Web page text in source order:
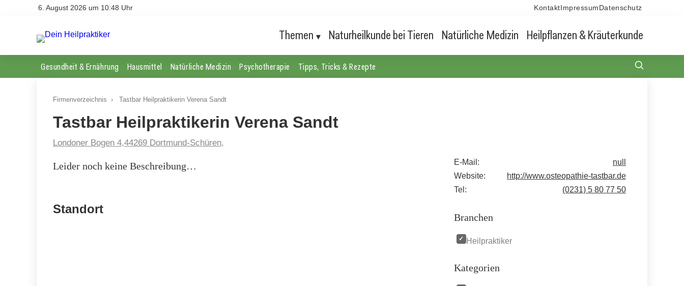
6. August 2026 um 10:48 Uhr Kontakt Impressum Datenschutz
Themen Naturheilkunde bei Tieren Natürliche Medizin Heilpflanzen & Kräuterkunde
Gesundheit & Ernährung Hausmittel Natürliche Medizin Psychotherapie Tipps, Tricks & Rezepte
Firmenverzeichnis › Tastbar Heilpraktikerin Verena Sandt
Tastbar Heilpraktikerin Verena Sandt
Londoner Bogen 4,44269 Dortmund-Schüren,
Leider noch keine Beschreibung…
Standort
E-Mail:
null
Website:
http://www.osteopathie-tastbar.de
Tel:
(0231) 5 80 77 50
Branchen
Heilpraktiker
Kategorien